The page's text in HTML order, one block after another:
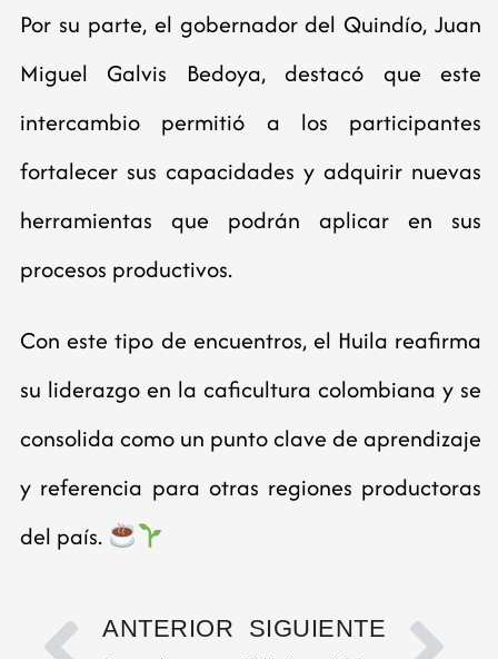
Por su parte, el gobernador del Quindío, Juan
Miguel Galvis Bedoya, destacó que este
intercambio permitió a los participantes
fortalecer sus capacidades y adquirir nuevas
herramientas que podrán aplicar en sus
procesos productivos.
Con este tipo de encuentros, el Huila reafirma
su liderazgo en la caficultura colombiana y se
consolida como un punto clave de aprendizaje
y referencia para otras regiones productoras
del país.
ANTERIOR SIGUIENTE